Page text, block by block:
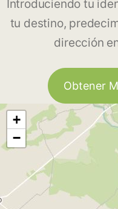
Introduciendo tu
tu destino,
dirección
Obtener
+
−